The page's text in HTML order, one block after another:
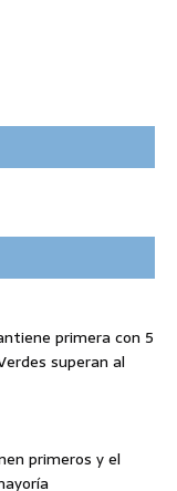
primera con 5
superan al
primeros y el